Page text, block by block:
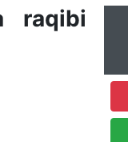
raqibi